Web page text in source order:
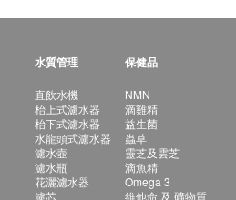
水質管理
直飲水機
枱上式濾水器
枱下式濾水器
水龍頭式濾水器
濾水壺
濾水瓶
花灑濾水器
濾芯
保健品
NMN
滴雞精
益生菌
蟲草
靈芝及雲芝
滴魚精
Omega 3
維他命 及 礦物質